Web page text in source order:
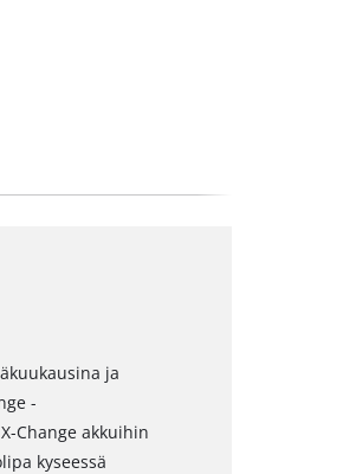
ja
-
Change akkuihin
kyseessä